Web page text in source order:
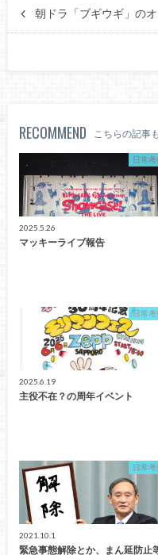
朝ドラ「ブギウギ」の
RECOMMEND こちらの記事
日常考
2025.5.26
マッキーライブ報告
日常考
2025.6.19
主役不在？の周年イベント
日常考
2021.10.1
緊急事態解除とか、まん延防止